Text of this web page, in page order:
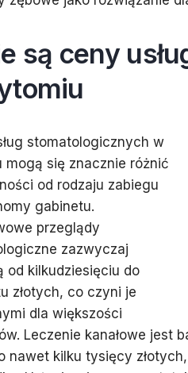
są ceny
stomatologicznych w
mogą się znacznie różnić
od rodzaju zabiegu
gabinetu.
przeglądy
zazwyczaj
od kilkudziesięciu do
złotych, co czyni je
dla większości
Leczenie kanałowe jest
nawet kilku tysięcy